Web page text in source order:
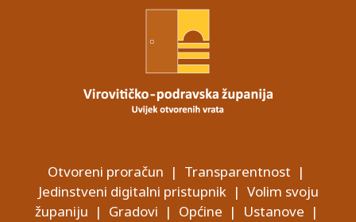
Otvoreni proračun | Transparentnost |
Jedinstveni digitalni pristupnik| Volim svoju
županiju | Gradovi | Općine | Ustanove |